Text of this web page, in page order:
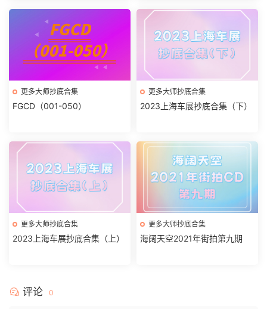
更多大师抄底合集
FGCD（001-050）
更多大师抄底合集
2023上海车展抄底合集（下）
更多大师抄底合集
2023上海车展抄底合集（上）
更多大师抄底合集
海阔天空2021年街拍第九期
评论 0